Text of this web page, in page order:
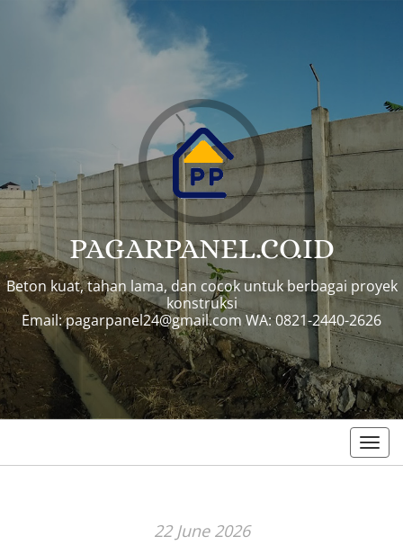
PAGARPANEL.CO.ID
Beton kuat, tahan lama, dan cocok untuk berbagai proyek
konstruksi
Email:pagarpanel24@gmail.com WA: 0821-2440-2626
22 June 2026